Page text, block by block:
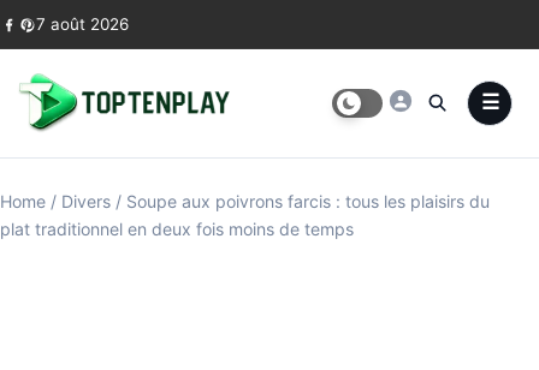
Skip to content
7 août 2026
Home / Divers / Soupe aux poivrons farcis : tous les plaisirs du
plat traditionnel en deux fois moins de temps